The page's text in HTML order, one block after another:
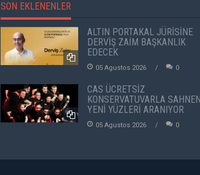
SON EKLENENLER
ALTIN PORTAKAL JÜRİSİNE
DERVİŞ ZAİM BAŞKANLIK
EDECEK
05 Agustos 2026 0
CAS ÜCRETSİZ
KONSERVATUVARLA
YENİ YÜZLERİ ARANIYOR
05 Agustos 2026 0